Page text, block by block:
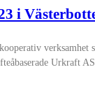
i
verksamhet
Urkraft